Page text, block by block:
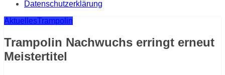
Datenschutzerklärung
AktuellesTrampolin
Trampolin Nachwuchs erringt erneut
Meistertitel